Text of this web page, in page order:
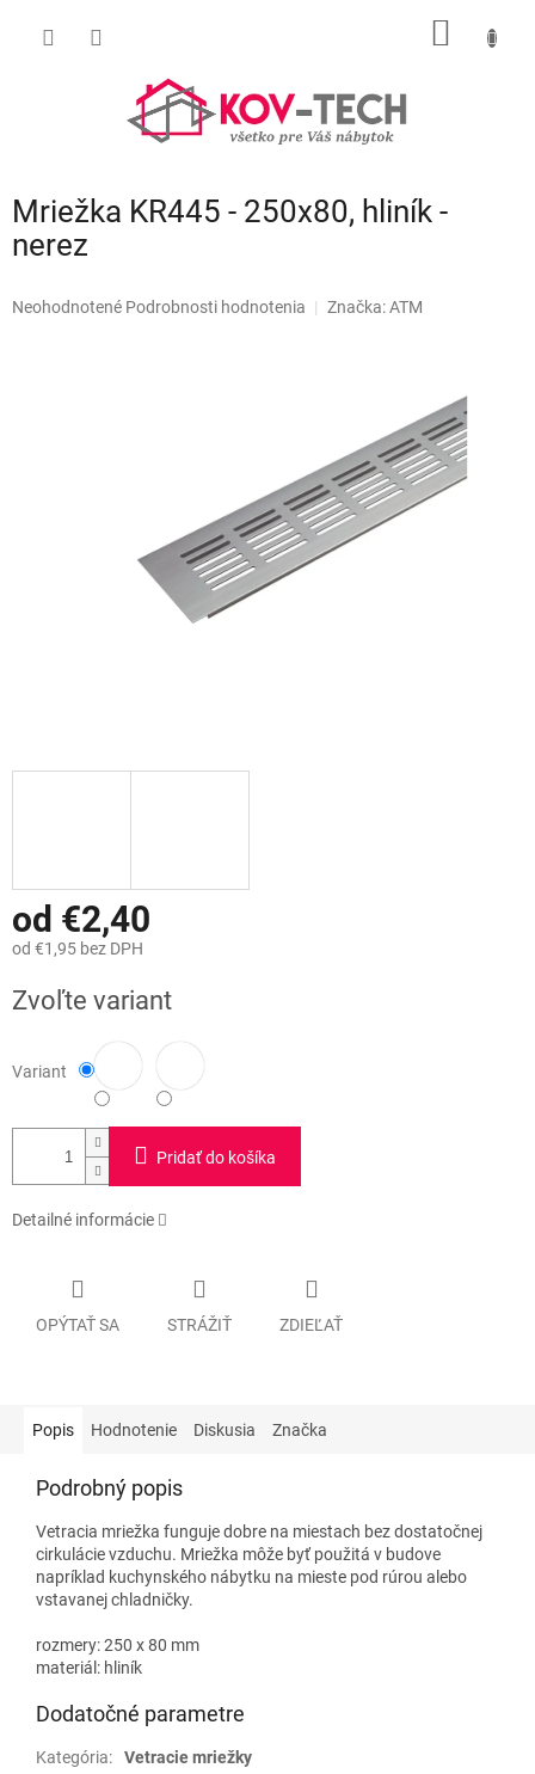
Mriežka KR445 - 250x80, hliník -
nerez
Priemerné
Neohodnotené Podrobnosti hodnotenia Značka:ATM
od €2,40
od €1,95 bez DPH
cena:
Zvoľte variant
Variant
Pridať do košíka
Detailné informácie
OPÝTAŤ SA STRÁŽIŤ ZDIEĽAŤ
Popis Hodnotenie Diskusia Značka
Podrobný popis
Vetracia mriežka funguje dobre na miestach bez dostatočnej
cirkulácie vzduchu. Mriežka môže byť použitá v budove
napríklad kuchynského nábytku na mieste pod rúrou alebo
vstavanej chladničky.
rozmery: 250 x 80 mm
materiál: hliník
Dodatočné parametre
Kategória:
Vetracie mriežky